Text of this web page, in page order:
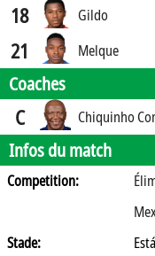
18 Gildo
21 Melque
Coaches
C Chiquinho
Infos du match
Competition:
Stade: